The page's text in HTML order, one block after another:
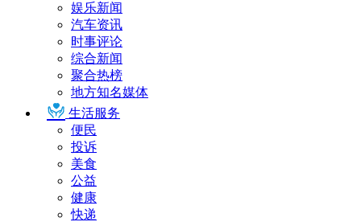
娱乐新闻
汽车资讯
时事评论
综合新闻
聚合热榜
地方知名媒体
生活服务
便民
投诉
美食
公益
健康
快递